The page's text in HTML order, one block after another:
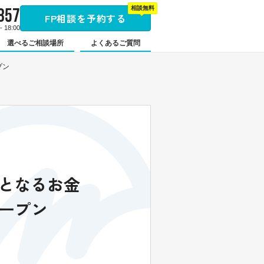
18:00
FP相談を予約する
相談無料
選べるご相談場所 よくあるご質問
ン
なるお金
プン